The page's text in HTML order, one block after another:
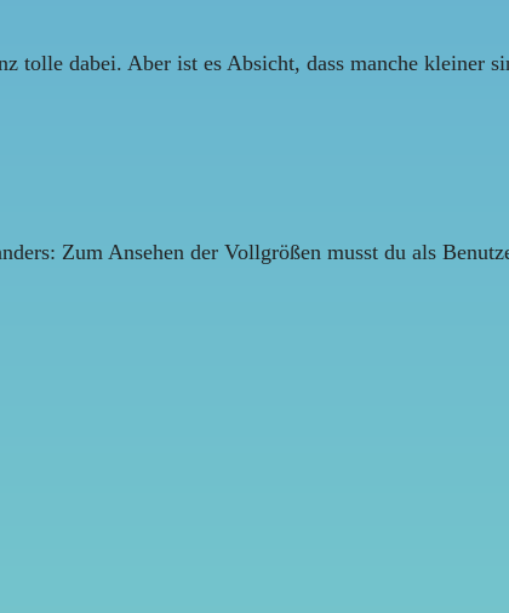
tolle dabei. Aber ist es Absicht, dass manche kleiner
Zum Ansehen der Vollgrößen musst du als